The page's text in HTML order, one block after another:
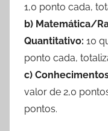
1,0 ponto cada,
b) Matemática/
Quantitativo: 10
ponto cada,
c)
valor de 2,0
pontos.